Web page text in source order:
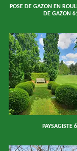
POSE DE GAZON EN
DE GAZON
PAYSAGISTE